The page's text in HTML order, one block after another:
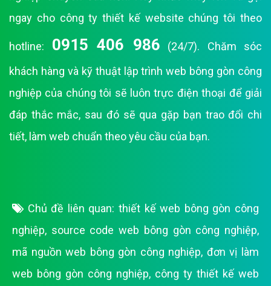
ngay cho công ty thiết kế website chúng tôi theo
hotline: 0915 406 986 (24/7). Chăm sóc
khách hàng và kỹ thuật lập trình web bông gòn công
nghiệp của chúng tôi sẽ luôn trực điện thoại để giải
đáp thắc mắc, sau đó sẽ qua gặp bạn trao đổi chi
tiết, làm web chuẩn theo yêu cầu của bạn.
Chủ đề liên quan: thiết kế web bông gòn công
nghiệp, source code web bông gòn công nghiệp,
mã nguồn web bông gòn công nghiệp, đơn vị làm
web bông gòn công nghiệp, công ty thiết kế web